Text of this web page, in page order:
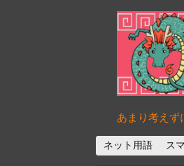
あまり考えず
ネット用語 ス